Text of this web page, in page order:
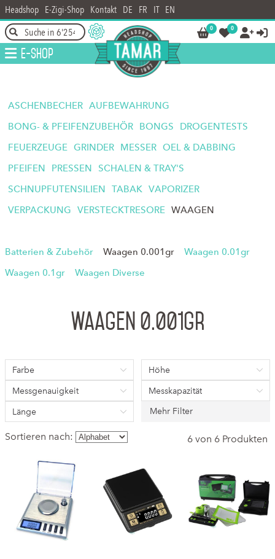
Headshop E-Zigi-Shop Kontakt DE FR IT EN
0 0  
E-Shop
ASCHENBECHER AUFBEWAHRUNG
BONG- & PFEIFENZUBEHÖR
BONGS
DROGENTESTS
FEUERZEUGE GRINDER MESSER OEL & DABBING
PFEIFEN
PRESSEN
SCHALEN & TRAY'S
SCHNUPFUTENSILIEN
TABAK VAPORIZER
VERPACKUNG
VERSTECKTRESORE WAAGEN
Batterien & Zubehör Waagen 0.001gr
Waagen 0.01gr
Waagen 0.1gr
Waagen Diverse
Waagen 0.001gr
Farbe
Höhe
Messgenauigkeit
Messkapazität
Länge
Mehr Filter
Sortieren nach: 6 von 6 Produkten